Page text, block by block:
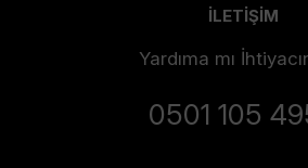
İLETİŞİM
Yardıma mı
0501 105